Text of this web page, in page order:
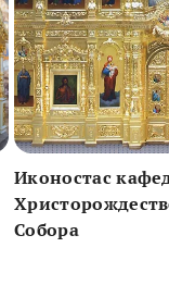
Иконостас
Собора